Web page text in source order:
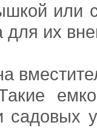
или
для их
садовых